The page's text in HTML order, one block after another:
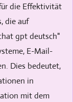
die Effektivität
die auf
gpt deutsch"
E-Mail-
Dies bedeutet,
in
mit dem